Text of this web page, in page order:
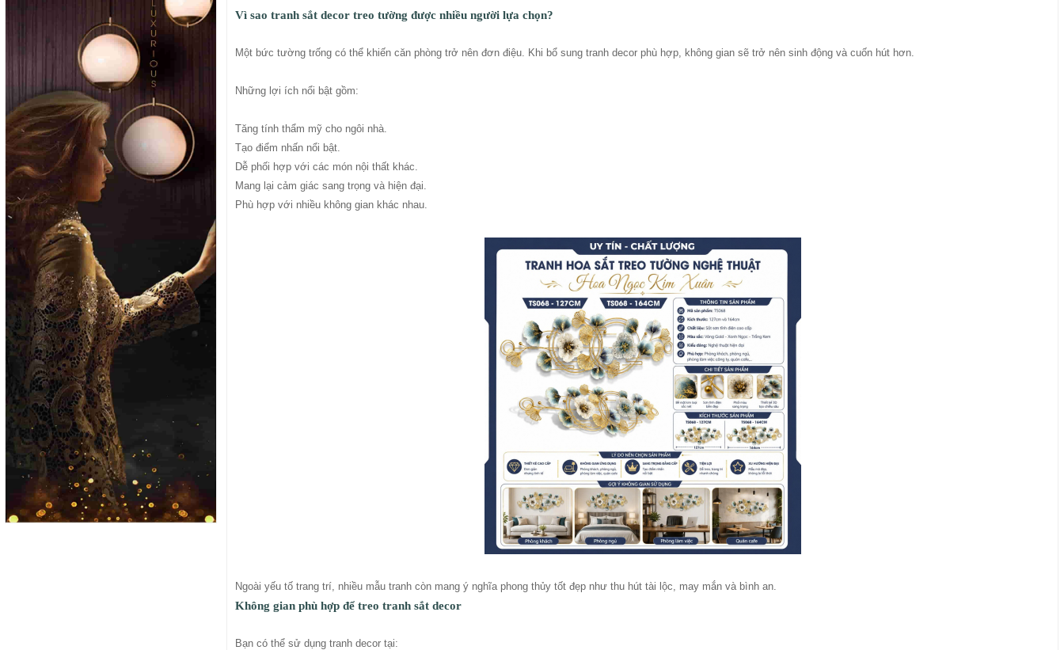
Vì sao tranh sắt decor treo tường được nhiều người lựa chọn?
Một bức tường trống có thể khiến căn phòng trở nên đơn điệu. Khi bổ sung tranh decor phù hợp, không gian sẽ trở nên sinh động và cuốn hút hơn.
Những lợi ích nổi bật gồm:
Tăng tính thẩm mỹ cho ngôi nhà.
Tạo điểm nhấn nổi bật.
Dễ phối hợp với các món nội thất khác.
Mang lại cảm giác sang trọng và hiện đại.
Phù hợp với nhiều không gian khác nhau.
Ngoài yếu tố trang trí, nhiều mẫu tranh còn mang ý nghĩa phong thủy tốt đẹp như thu hút tài lộc, may mắn và bình an.
Không gian phù hợp để treo tranh sắt decor
Bạn có thể sử dụng tranh decor tại: